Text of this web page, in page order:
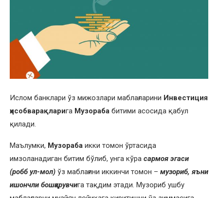
Ислом банклари ўз мижозлари маблағларини Инвестиция
ҳисобварақларига Музораба битими асосида қабул
қилади.
Маълумки, Музораба икки томон ўртасида
имзоланадиган битим бўлиб, унга кўра сармоя эгаси
(робб ул-мол) ўз маблағини иккинчи томон – музориб, яъни
ишончли бошқарувчига тақдим этади. Музориб ушбу